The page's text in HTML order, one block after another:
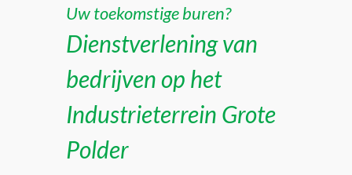
Uw toekomstige buren?
Dienstverlening van
bedrijven op het
Industrieterrein Grote
Polder